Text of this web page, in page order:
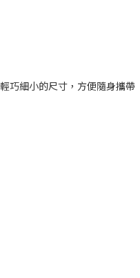
巧細小的尺寸，方便隨身攜帶